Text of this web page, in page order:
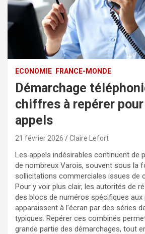
ECONOMIE FRANCE-MONDE
Démarchage
chiffres à repérer
appels
21 février 2026 Claire Lefort
Les appels indésirables continuent de
de nombreux Varois, souvent sous la
sollicitations commerciales issues de
Pour y voir plus clair, les autorités de
des blocs de numéros spécifiques
apparaissent à l’écran par des séries
typiques. Repérer ces combinés
grande partie des démarchages, tout